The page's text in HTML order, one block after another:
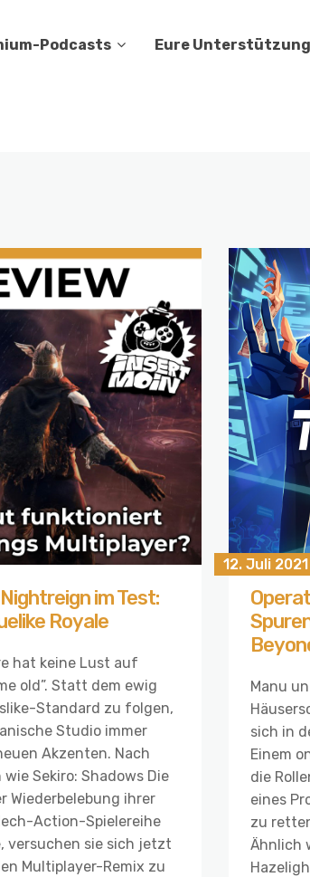
Podcasts Eure Unterstützung
im Test:
Royale
hat keine Lust auf
old”. Statt dem ewig
Standard zu folgen,
Studio immer
Akzenten. Nach
Sekiro: Shadows Die
Wiederbelebung ihrer
Action-Spielereihe
versuchen sie sich jetzt
Multiplayer-Remix zu
12. Juli 2021
Manu
sich in
Einem
die
eines
zu
Ähnlich